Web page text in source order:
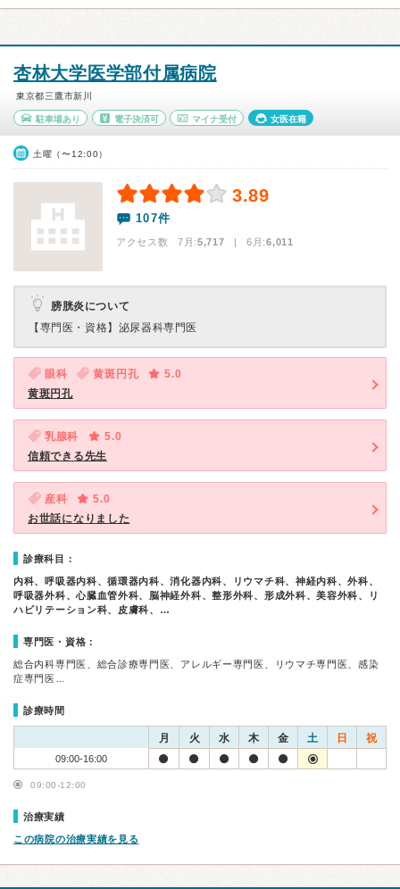
杏林大学医学部付属病院
東京都三鷹市新川
駐車場あり 電子決済可 マイナ受付 女医在籍
土曜（〜12:00）
3.89
107件
アクセス数 7月:5,717 | 6月:6,011
膀胱炎について
【専門医・資格】 泌尿器科専門医
眼科 黄斑円孔
5.0
黄斑円孔
乳腺科
5.0
信頼できる先生
産科
5.0
お世話になりました
診療科目：
内科、呼吸器内科、循環器内科、消化器内科、リウマチ科、神経内科、外科、
呼吸器外科、心臓血管外科、脳神経外科、整形外科、形成外科、美容外科、リ
ハビリテーション科、皮膚科、…
専門医・資格：
総合内科専門医、総合診療専門医、アレルギー専門医、リウマチ専門医、感染
症専門医…
診療時間
月 火 水 木 金 土 日 祝
09:00-16:00
09:00-12:00
治療実績
この病院の治療実績を見る